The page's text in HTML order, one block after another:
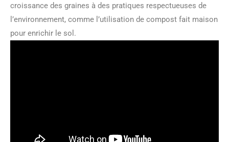
croissance des graines à des pratiques respectueuses de
l’environnement, comme l’utilisation de compost fait maison
pour enrichir le sol.